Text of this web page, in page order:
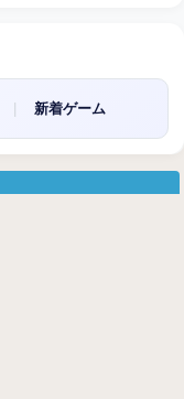
新着ゲーム